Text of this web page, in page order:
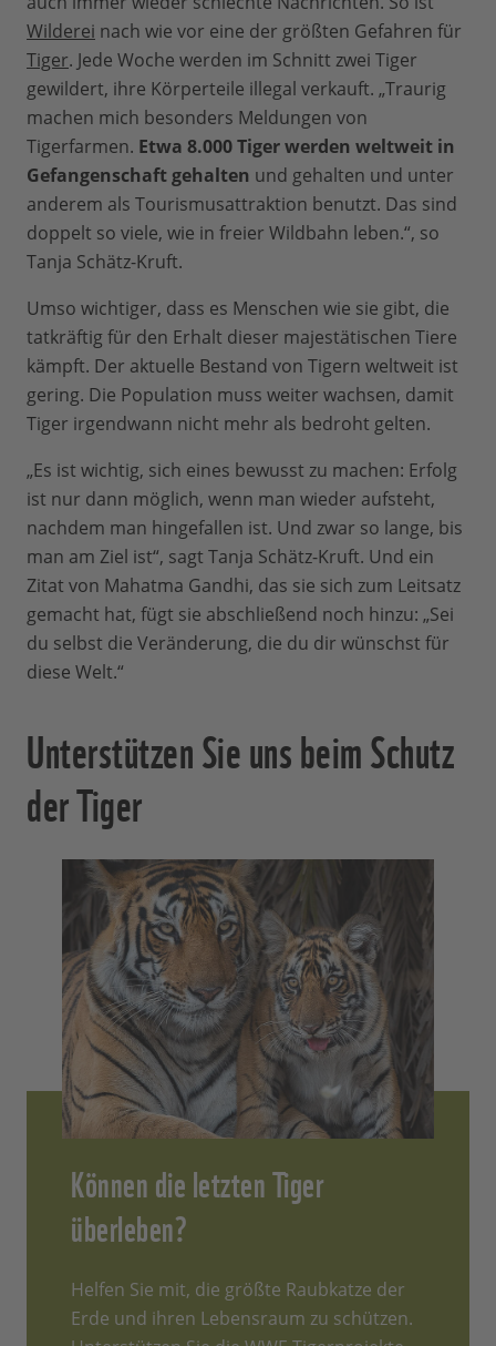
Wilderei nach wie vor eine der größten Gefahren für
Tiger. Jede Woche werden im Schnitt zwei Tiger
gewildert, ihre Körperteile illegal verkauft. „Traurig
machen mich besonders Meldungen von
Tigerfarmen. Etwa 8.000 Tiger werden weltweit in
Gefangenschaft gehalten und gehalten und unter
anderem als Tourismusattraktion benutzt. Das sind
doppelt so viele, wie in freier Wildbahn leben.“, so
Tanja Schätz-Kruft.
Umso wichtiger, dass es Menschen wie sie gibt, die
tatkräftig für den Erhalt dieser majestätischen Tiere
kämpft. Der aktuelle Bestand von Tigern weltweit ist
gering. Die Population muss weiter wachsen, damit
Tiger irgendwann nicht mehr als bedroht gelten.
„Es ist wichtig, sich eines bewusst zu machen: Erfolg
ist nur dann möglich, wenn man wieder aufsteht,
nachdem man hingefallen ist. Und zwar so lange, bis
man am Ziel ist“, sagt Tanja Schätz-Kruft. Und ein
Zitat von Mahatma Gandhi, das sie sich zum Leitsatz
gemacht hat, fügt sie abschließend noch hinzu: „Sei
du selbst die Veränderung, die du dir wünschst für
diese Welt.“
Unterstützen Sie uns beim Schutz
der Tiger
Können die letzten Tiger
überleben?
Helfen Sie mit, die größte Raubkatze der
Erde und ihren Lebensraum zu schützen.